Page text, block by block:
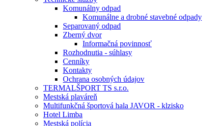
Komunálny odpad
Komunálne a drobné stavebné odpady
Separovaný odpad
Zberný dvor
Informačná povinnosť
Rozhodnutia - súhlasy
Cenníky
Kontakty
Ochrana osobných údajov
TERMALŠPORT TS s.r.o.
Mestská plaváreň
Multifunkčná športová hala JAVOR - klzisko
Hotel Limba
Mestská polícia